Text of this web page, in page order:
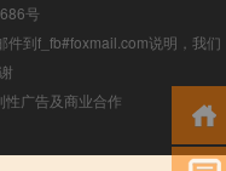
号
件到f_fb#foxmail.com说明，我们
广告及商业合作